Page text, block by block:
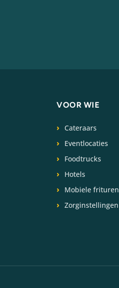
VOOR WIE
Cateraars
Eventlocaties
Foodtrucks
Hotels
Mobiele frituren
Zorginstellingen